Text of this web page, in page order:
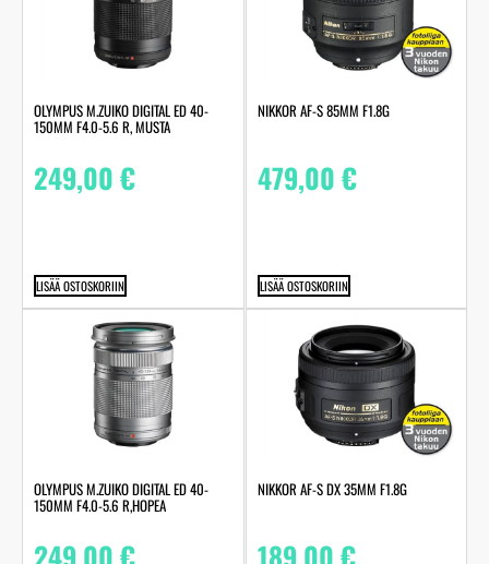
OLYMPUS M.ZUIKO DIGITAL ED 40-
150MM F4.0-5.6 R, MUSTA
249,00€
LISÄÄ OSTOSKORIIN
NIKKOR AF-S 85MM F1.8G
479,00€
LISÄÄ OSTOSKORIIN
OLYMPUS M.ZUIKO DIGITAL ED 40-
150MM F4.0-5.6 R,HOPEA
249,00€
NIKKOR AF-S DX 35MM F1.8G
189,00€